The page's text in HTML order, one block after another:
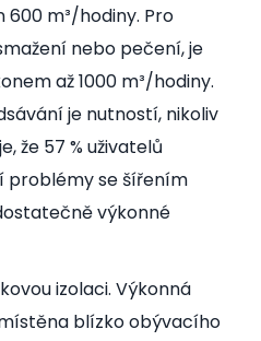
m³/hodiny. Pro
nebo pečení, je
až 1000 m³/hodiny.
je nutností, nikoliv
že 57 % uživatelů
problémy se šířením
výkonné
izolaci. Výkonná
blízko obývacího